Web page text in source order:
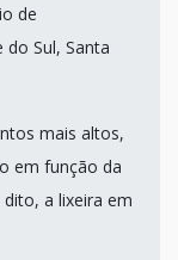
de
do Sul, Santa
mais altos,
em função da
a lixeira em